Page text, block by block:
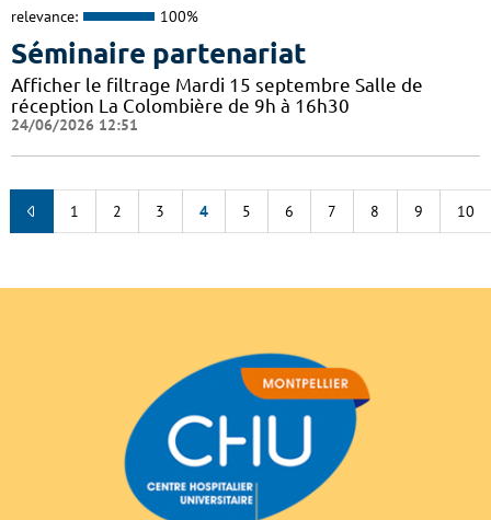
relevance: 100%
Séminaire partenariat
Afficher le filtrage Mardi 15 septembre Salle de
réception La Colombière de 9h à 16h30
24/06/2026 12:51
1 2 3 4 5 6 7 8 9 10